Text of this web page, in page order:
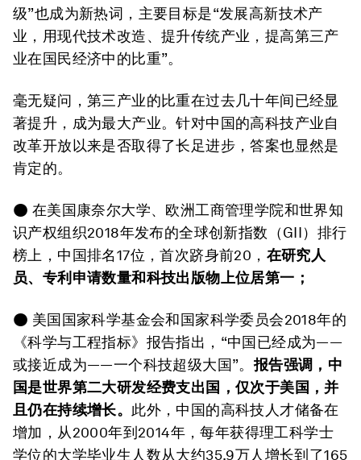
级”也成为新热词，主要目标是“发展高新技术产
业，用现代技术改造、提升传统产业，提高第三产
业在国民经济中的比重”。
毫无疑问，第三产业的比重在过去几十年间已经显
著提升，成为最大产业。针对中国的高科技产业自
改革开放以来是否取得了长足进步，答案也显然是
肯定的。
● 在美国康奈尔大学、欧洲工商管理学院和世界知
识产权组织2018年发布的全球创新指数（GII）排行
榜上，中国排名17位，首次跻身前20， 在研究人
员、专利申请数量和科技出版物上位居第一；
● 美国国家科学基金会和国家科学委员会2018年的
《科学与工程指标》报告指出，“中国已经成为——
或接近成为——一个科技超级大国”。报告强调，中
国是世界第二大研发经费支出国，仅次于美国，并
且仍在持续增长。 此外，中国的高科技人才储备在
增加，从2000年到2014年，每年获得理工科学士
学位的大学毕业生人数从大约35.9万人增长到了165